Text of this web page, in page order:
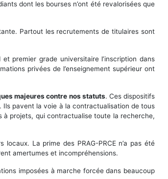
dont les bourses n’ont été revalorisées que
Partout les recrutements de titulaires sont
premier grade universitaire l’inscription dans
privées de l’enseignement supérieur ont
majeures contre nos statuts. Ces dispositifs
Ils pavent la voie à la contractualisation de tous
à projets, qui contractualise toute la recherche,
La prime des PRAG-PRCE n’a pas été
amertumes et incompréhensions.
imposées à marche forcée dans beaucoup